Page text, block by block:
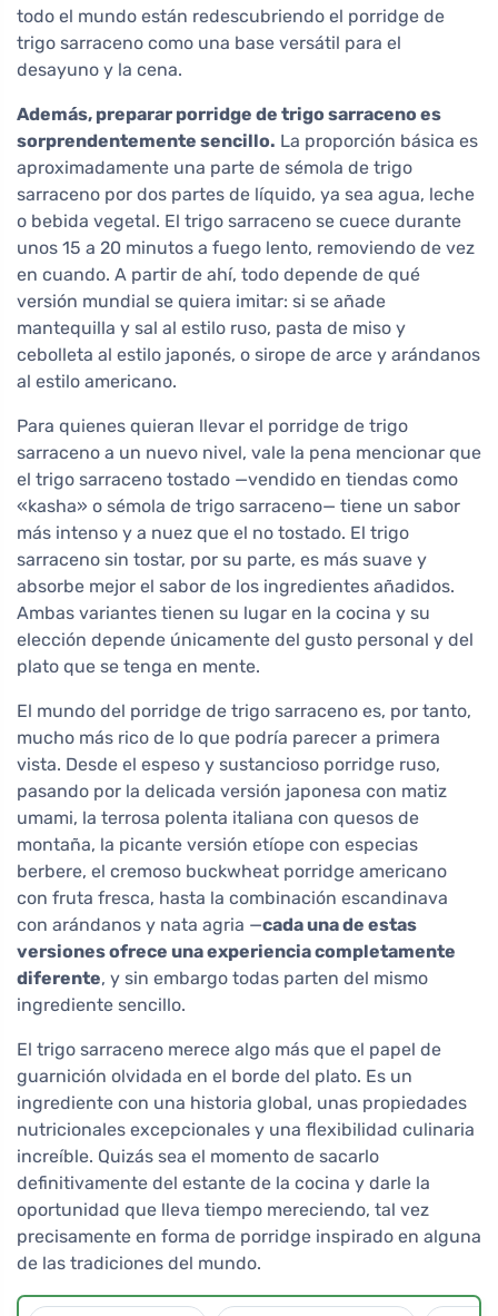
todo el mundo están redescubriendo el porridge de
trigo sarraceno como una base versátil para el
desayuno y la cena.
Además, preparar porridge de trigo sarraceno es
sorprendentemente sencillo. La proporción básica es
aproximadamente una parte de sémola de trigo
sarraceno por dos partes de líquido, ya sea agua, leche
o bebida vegetal. El trigo sarraceno se cuece durante
unos 15 a 20 minutos a fuego lento, removiendo de vez
en cuando. A partir de ahí, todo depende de qué
versión mundial se quiera imitar: si se añade
mantequilla y sal al estilo ruso, pasta de miso y
cebolleta al estilo japonés, o sirope de arce y arándanos
al estilo americano.
Para quienes quieran llevar el porridge de trigo
sarraceno a un nuevo nivel, vale la pena mencionar que
el trigo sarraceno tostado —vendido en tiendas como
«kasha» o sémola de trigo sarraceno— tiene un sabor
más intenso y a nuez que el no tostado. El trigo
sarraceno sin tostar, por su parte, es más suave y
absorbe mejor el sabor de los ingredientes añadidos.
Ambas variantes tienen su lugar en la cocina y su
elección depende únicamente del gusto personal y del
plato que se tenga en mente.
El mundo del porridge de trigo sarraceno es, por tanto,
mucho más rico de lo que podría parecer a primera
vista. Desde el espeso y sustancioso porridge ruso,
pasando por la delicada versión japonesa con matiz
umami, la terrosa polenta italiana con quesos de
montaña, la picante versión etíope con especias
berbere, el cremoso buckwheat porridge americano
con fruta fresca, hasta la combinación escandinava
con arándanos y nata agria —cada una de estas
versiones ofrece una experiencia completamente
diferente, y sin embargo todas parten del mismo
ingrediente sencillo.
El trigo sarraceno merece algo más que el papel de
guarnición olvidada en el borde del plato. Es un
ingrediente con una historia global, unas propiedades
nutricionales excepcionales y una flexibilidad culinaria
increíble. Quizás sea el momento de sacarlo
definitivamente del estante de la cocina y darle la
oportunidad que lleva tiempo mereciendo, tal vez
precisamente en forma de porridge inspirado en alguna
de las tradiciones del mundo.